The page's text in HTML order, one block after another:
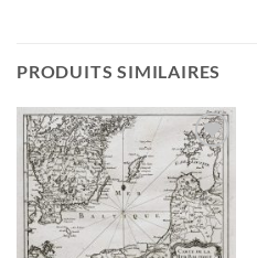
PRODUITS SIMILAIRES
Ajouter
à la
wishlist